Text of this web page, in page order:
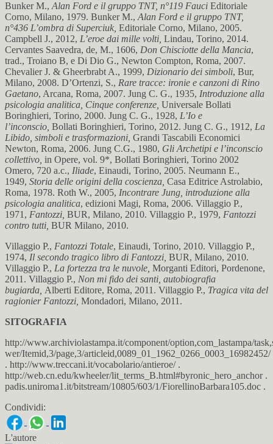
Bunker M., Alan Ford e il gruppo TNT, n°119 Fauci Editoriale
Corno, Milano, 1979. Bunker M., Alan Ford e il gruppo TNT,
n°436 L’ombra di Superciuk, Editoriale Corno, Milano, 2005.
Campbell J., 2012, L’eroe dai mille volti, Lindau, Torino, 2014.
Cervantes Saavedra, de, M., 1606, Don Chisciotte della Mancia,
trad., Troiano B, e Di Dio G., Newton Compton, Roma, 2007.
Chevalier J. & Gheerbrabt A., 1999, Dizionario dei simboli, Bur,
Milano, 2008. D’Ortenzi, S., Rare tracce: ironie e canzoni di Rino
Gaetano, Arcana, Roma, 2007. Jung C. G., 1935, Introduzione alla
psicologia analitica, Cinque conferenze, Universale Bollati
Boringhieri, Torino, 2000. Jung C. G., 1928, L’Io e
l’inconscio, Bollati Boringhieri, Torino, 2012. Jung C. G., 1912, La
Libido, simboli e trasformazioni, Grandi Tascabili Economici
Newton, Roma, 2006. Jung C.G., 1980, Gli Archetipi e l’inconscio
collettivo, in Opere, vol. 9*, Bollati Boringhieri, Torino 2002
Omero, 720 a.c., Iliade, Einaudi, Torino, 2005. Neumann E.,
1949, Storia delle origini della coscienza, Casa Editrice Astrolabio,
Roma, 1978. Roth W., 2005, Incontrare Jung, introduzione alla
psicologia analitica, edizioni Magi, Roma, 2006. Villaggio P.,
1971, Fantozzi, BUR, Milano, 2010. Villaggio P., 1979, Fantozzi
contro tutti, BUR Milano, 2010.
Villaggio P., Fantozzi Totale, Einaudi, Torino, 2010. Villaggio P.,
1974, Il secondo tragico libro di Fantozzi, BUR, Milano, 2010.
Villaggio P., La fortezza tra le nuvole, Morganti Editori, Pordenone,
2011. Villaggio P., Non mi fido dei santi, autobiografia
bugiarda, Alberti Editore, Roma, 2011. Villaggio P., Tragica vita del
ragionier Fantozzi, Mondadori, Milano, 2011.
SITOGRAFIA
http://www.archiviolastampa.it/component/option,com_lastampa/
wer/Itemid,3/page,3/articleid,0089_01_1962_0266_0003_16982452/
. http://www.treccani.it/vocabolario/antieroe/ .
http://web.cn.edu/kwheeler/lit_terms_B.html#byronic_hero_anchor .
padis.uniroma1.it/bitstream/10805/603/1/FiorellinoBarbara105.doc .
Condividi:
L'autore